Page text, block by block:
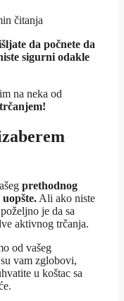
čitanja
da počnete da
sigurni odakle
na neka od
prethodnog
Ali ako niste
je da sa
aktivnog trčanja.
od vašeg
vam zglobovi,
u koštac sa